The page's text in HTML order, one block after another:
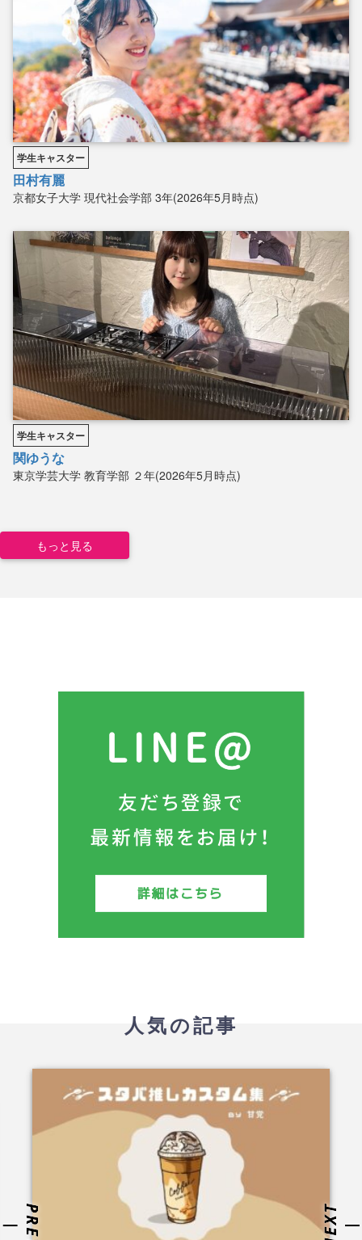
学生キャスター
田村有麗
京都女子大学 現代社会学部 3年(2026年5月時点)
学生キャスター
関ゆうな
東京学芸大学 教育学部 ２年(2026年5月時点)
もっと見る
人気の記事